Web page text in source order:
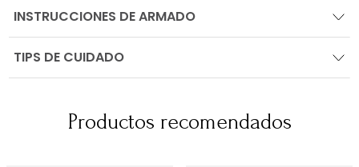
INSTRUCCIONES DE ARMADO
TIPS DE CUIDADO
Productos recomendados